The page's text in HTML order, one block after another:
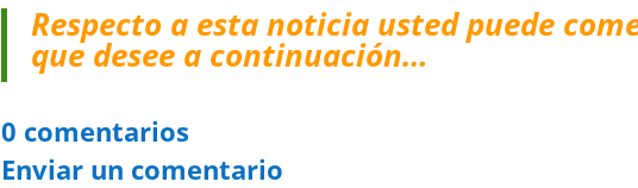
Respecto a esta noticia usted puede
que desee a continuación…
0 comentarios
Enviar un comentario